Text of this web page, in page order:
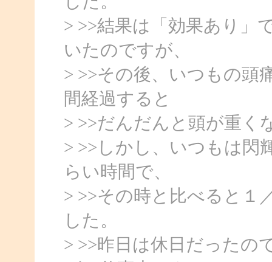
> >>結果は「効果あり」
いたのですが、
> >>その後、いつもの頭
間経過すると
> >>だんだんと頭が重く
> >>しかし、いつもは閃
らい時間で、
> >>その時と比べると１
した。
> >>昨日は休日だったの